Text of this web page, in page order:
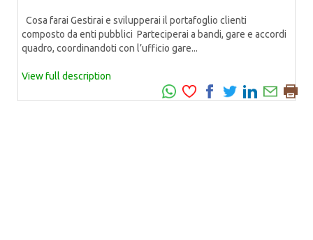
Cosa farai Gestirai e svilupperai il portafoglio clienti
composto da enti pubblici Parteciperai a bandi, gare e accordi
quadro, coordinandoti con l’ufficio gare...
View full description